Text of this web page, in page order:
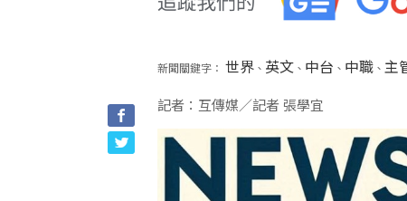
新聞關鍵字： 世界、 英文、 中台 、 中職、 主
記者：互傳媒／記者 張學宜